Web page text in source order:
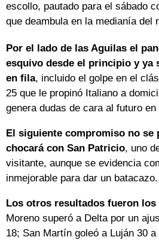
escollo, pautado para el sábado
que deambula en la medianía del
Por el lado de las Aguilas el
esquivo desde el principio y ya
en fila, incluido el golpe en el
25 que le propinó Italiano a
genera dudas de cara al futuro
El siguiente compromiso no se
chocará con San Patricio, uno
visitante, aunque se evidencia
inmejorable para dar un batacazo.
Los otros resultados fueron los
Moreno superó a Delta por un
18; San Martín goleó a Luján 30